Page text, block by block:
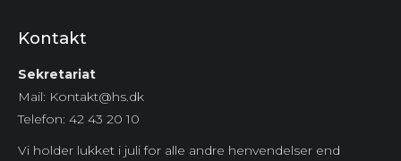
Kontakt
Sekretariat
Mail: Kontakt@hs.dk
Telefon: 42 43 20 10
Vi holder lukket i juli for alle andre henvendelser end